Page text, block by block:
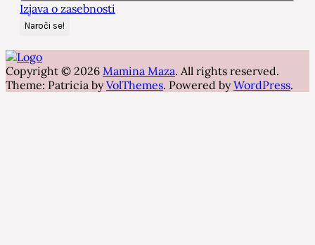
Izjava o zasebnosti
Copyright © 2026 Mamina Maza. All rights reserved.
Theme: Patricia byVolThemes. Powered byWordPress.